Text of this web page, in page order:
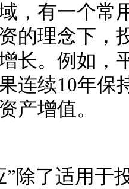
，有一个常
的理念下，
长。 例如，
连续10年保
产增值。
”除了适用于